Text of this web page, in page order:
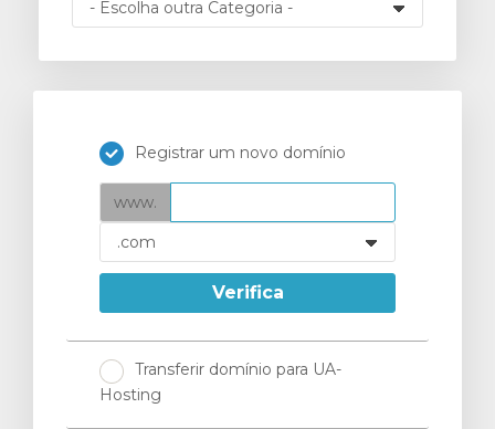
Registrar um novo domínio
www.
Verifica
Transferir domínio para UA-
Hosting